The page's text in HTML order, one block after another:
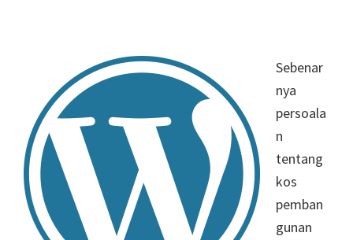
Sebenar
nya
persoala
n
tentang
kos
pemban
gunan